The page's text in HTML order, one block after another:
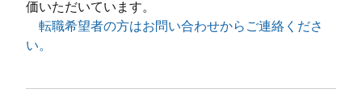
価いただいています。
転職希望者の方はお問い合わせからご連絡くださ
い。